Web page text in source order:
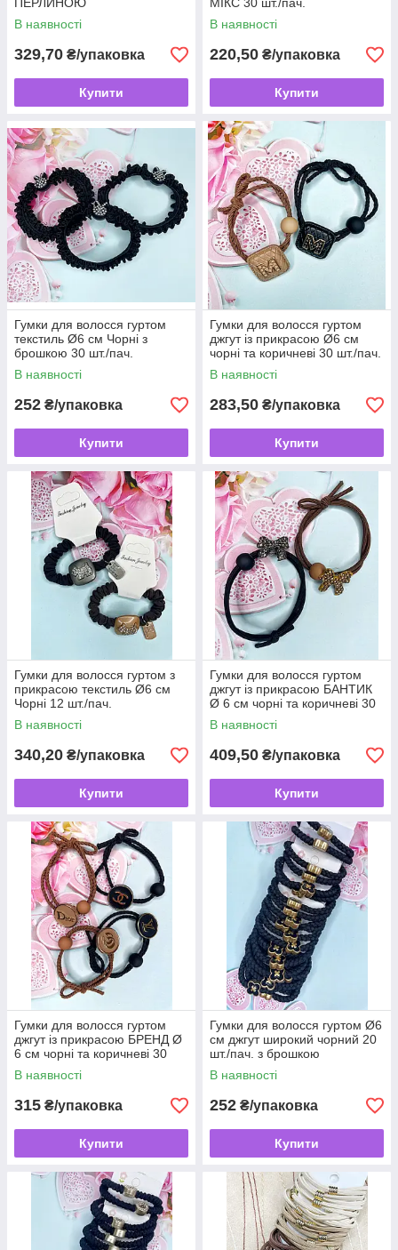
В наявності
329,70 ₴/упаковка
Купити
В наявності
220,50 ₴/упаковка
Купити
Гумки для волосся гуртом
текстиль Ø6 см Чорні з
брошкою 30 шт./пач.
В наявності
252 ₴/упаковка
Купити
Гумки для волосся гуртом
джгут із прикрасою Ø6 см
чорні та коричневі 30 шт./пач.
В наявності
283,50 ₴/упаковка
Купити
Гумки для волосся гуртом з
прикрасою текстиль Ø6 см
Чорні 12 шт./пач.
В наявності
340,20 ₴/упаковка
Купити
Гумки для волосся гуртом
джгут із прикрасою БАНТИК
Ø 6 см чорні та коричневі 30
шт./пач.
В наявності
409,50 ₴/упаковка
Купити
Гумки для волосся гуртом
джгут із прикрасою БРЕНД Ø
6 см чорні та коричневі 30
шт./пач.
В наявності
315 ₴/упаковка
Купити
Гумки для волосся гуртом Ø6
см джгут широкий чорний 20
шт./пач. з брошкою
В наявності
252 ₴/упаковка
Купити